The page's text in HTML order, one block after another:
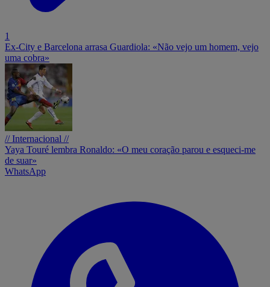
1
Ex-City e Barcelona arrasa Guardiola: «Não vejo um homem, vejo
uma cobra»
// Internacional //
Yaya Touré lembra Ronaldo: «O meu coração parou e esqueci-me
de suar»
WhatsApp